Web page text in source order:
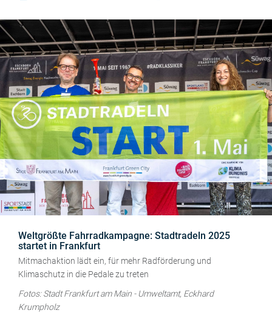
Weltgrößte Fahrradkampagne: Stadtradeln 2025
startet in Frankfurt
Mitmachaktion lädt ein, für mehr Radförderung und
Klimaschutz in die Pedale zu treten
Fotos: Stadt Frankfurt am Main - Umweltamt, Eckhard
Krumpholz